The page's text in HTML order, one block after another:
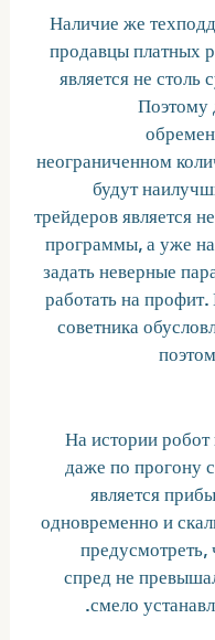
Наличие же
продавцы платных
является не
Поэтому
неограниченном
будут
трейдеров является
программы, а уже
задать неверные
работать на
советника
На истории
даже по прогону
является
одновременно и
спред не
смело